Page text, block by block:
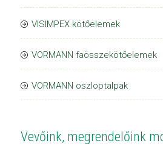
VISIMPEX kötőelemek
VORMANN faösszekötőelemek
VORMANN oszloptalpak
Vevőink, megrendelőink